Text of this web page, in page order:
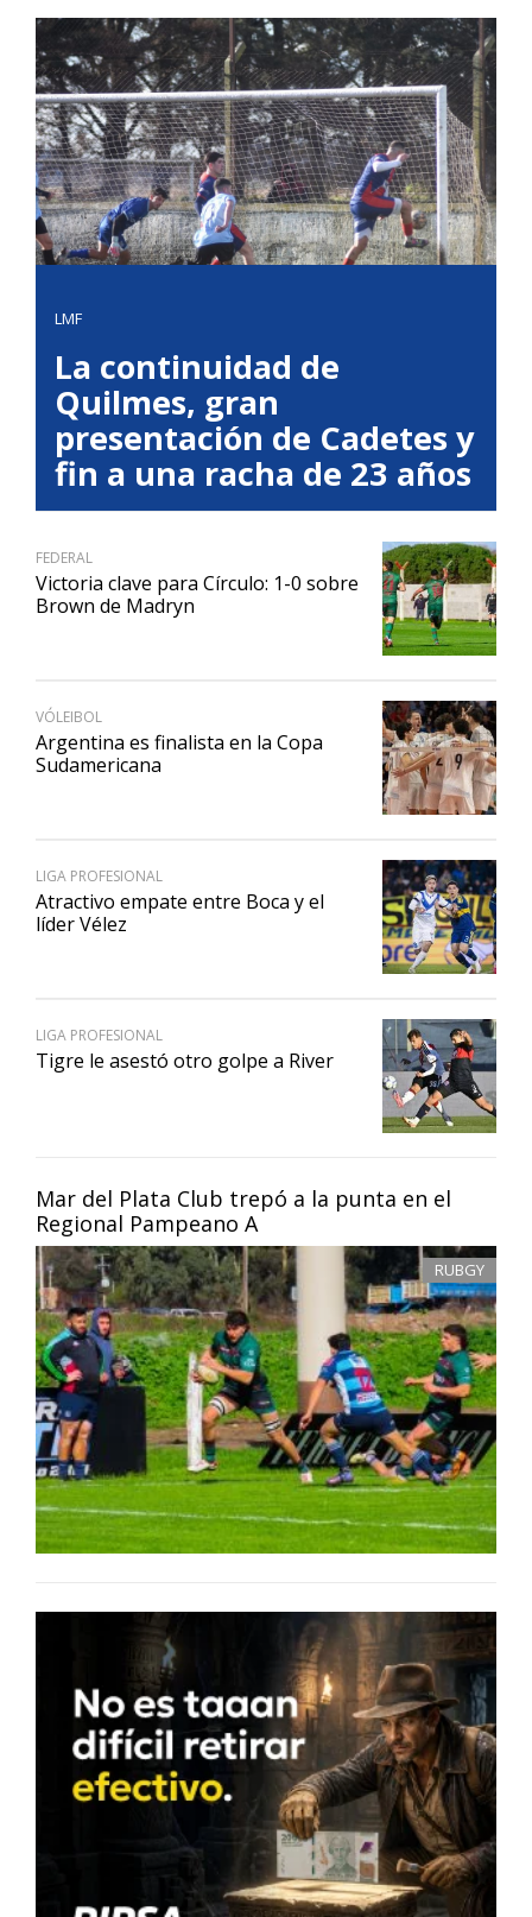
Mar del Plata Club trepó a la punta en el
Regional Pampeano A
RUBGY
LMF
La continuidad de
Quilmes, gran
presentación de Cadetes y
fin a una racha de 23 años
FEDERAL
Victoria clave para Círculo: 1-0 sobre
Brown de Madryn
VÓLEIBOL
Argentina es finalista en la Copa
Sudamericana
LIGA PROFESIONAL
Atractivo empate entre Boca y el
líder Vélez
LIGA PROFESIONAL
Tigre le asestó otro golpe a River